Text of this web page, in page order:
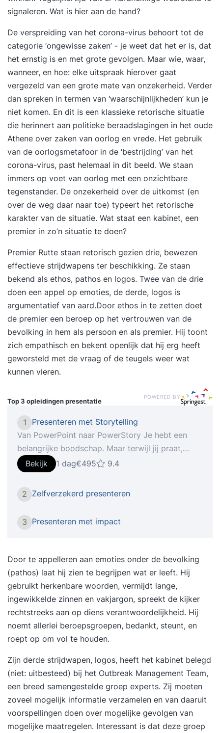
signaleren. Wat is hier aan de hand?
De verspreiding van het corona-virus behoort tot de
categorie ‘ongewisse zaken’ - je weet dat het er is, dat
het ernstig is en met grote gevolgen. Maar wie, waar,
wanneer, en hoe: elke uitspraak hierover gaat
vergezeld van een grote mate van onzekerheid. Verder
dan spreken in termen van ‘waarschijnlijkheden’ kun je
niet komen. En dit is een klassieke retorische situatie
die herinnert aan politieke beraadslagingen in het oude
Athene over zaken van oorlog en vrede. Het gebruik
van de oorlogsmetafoor in de ‘bestrijding’ van het
corona-virus, past helemaal in dit beeld. We staan
immers op voet van oorlog met een onzichtbare
tegenstander. De onzekerheid over de uitkomst (en
over de weg daar naar toe) typeert het retorische
karakter van de situatie. Wat staat een kabinet, een
premier in zo’n situatie te doen?
Premier Rutte staan retorisch gezien drie, bewezen
effectieve strijdwapens ter beschikking. Ze staan
bekend als ethos, pathos en logos. Twee van de drie
doen een appel op emoties, de derde, logos is
argumentatief van aard.Door ethos in te zetten doet
de premier een beroep op het vertrouwen van de
bevolking in hem als persoon en als premier. Hij toont
zich empathisch en bekent openlijk dat hij erg heeft
geworsteld met de vraag of de teugels weer wat
kunnen vieren.
Top 3 opleidingenpresentatie
POWERED BY
1
Presenteren met Storytelling
Van PowerPoint naar PowerStory Je hebt een
belangrijke boodschap. Maar terwijl jij praat,
dwalen blikken af. Je ziet mensen naar hun
telefoon grijpen. Weer een standaard
PowerPoint… zucht. Dat kan anders. Goede
sprekers vertellen verhalen. Ze nemen hun
dat de boodschap blijft hangen. Na deze training
droge powerpoint naar een fascinerend verhaal.
In deze hands-on training leer je hoe je zelfs de
meest technische informatie omzet in boeiende
verhalen die blijven hangen. Dit is de training
voor jou als... Je regelmatig presenteert aan je
team, klanten of management Je merkt dat
mensen afhaken of je presentaties te langdradig
vinden Bang bent dingen te vergeten of juist
teveel zaken erbij haalt Je boodschap niet altijd
goed overkomt of blijft hangen Wat levert het je
op? Na deze training hangt je publiek aan je
lippen – zelfs aan het einde van een lange
vergaderdag. Je spreekt met zelfvertrouwen,
brengt je boodschap overtuigend over en merkt
Bekijk 1 dag€495 9.4
2 Zelfverzekerd presenteren
3 Presenteren met impact
Door te appelleren aan emoties onder de bevolking
(pathos) laat hij zien te begrijpen wat er leeft. Hij
gebruikt herkenbare woorden, vermijdt lange,
ingewikkelde zinnen en vakjargon, spreekt de kijker
rechtstreeks aan op diens verantwoordelijkheid. Hij
noemt allerlei beroepsgroepen, bedankt, steunt, en
roept op om vol te houden.
Zijn derde strijdwapen, logos, heeft het kabinet belegd
(niet: uitbesteed) bij het Outbreak Management Team,
een breed samengestelde groep experts. Zij moeten
zoveel mogelijk informatie verzamelen en van daaruit
voorspellingen doen over mogelijke gevolgen van
mogelijke maatregelen. Interessant is dat deze groep